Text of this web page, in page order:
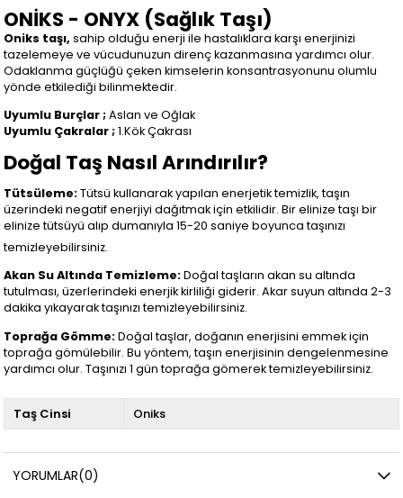
ONİKS - ONYX (Sağlık Taşı)
Oniks taşı,sahip olduğu enerji ile hastalıklara karşı enerjinizi
tazelemeye ve vücudunuzun direnç kazanmasına yardımcı olur.
Odaklanma güçlüğü çeken kimselerin konsantrasyonunu olumlu
yönde etkilediği bilinmektedir.
Uyumlu Burçlar ;Aslan ve Oğlak
Uyumlu Çakralar ;1.Kök Çakrası
Doğal Taş Nasıl Arındırılır?
Tütsüleme:Tütsü kullanarak yapılan enerjetik temizlik, taşın
üzerindeki negatif enerjiyi dağıtmak için etkilidir. Bir elinize taşı bir
elinize tütsüyü alıp dumanıyla 15-20 saniye boyunca taşınızı
temizleyebilirsiniz.
Akan Su Altında Temizleme:Doğal taşların akan su altında
tutulması, üzerlerindeki enerjik kirliliği giderir. Akar suyun altında 2-3
dakika yıkayarak taşınızı temizleyebilirsiniz.
Toprağa Gömme:Doğal taşlar, doğanın enerjisini emmek için
toprağa gömülebilir. Bu yöntem, taşın enerjisinin dengelenmesine
yardımcı olur. Taşınızı 1 gün toprağa gömerek temizleyebilirsiniz.
Taş Cinsi Oniks
YORUMLAR(0)